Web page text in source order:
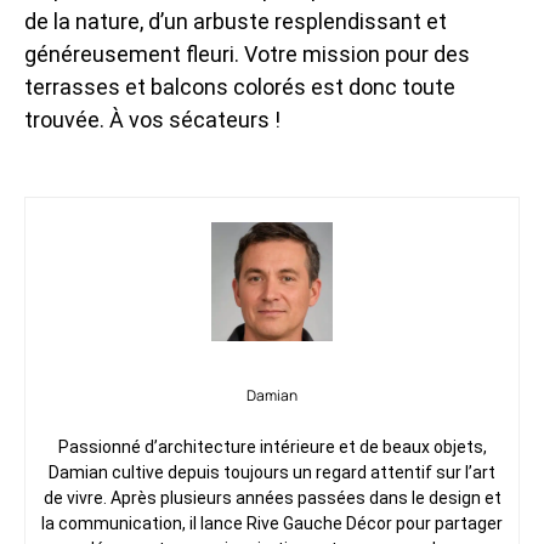
de la nature, d’un arbuste resplendissant et
généreusement fleuri. Votre mission pour des
terrasses et balcons colorés est donc toute
trouvée. À vos sécateurs !
Damian
Passionné d’architecture intérieure et de beaux objets,
Damian cultive depuis toujours un regard attentif sur l’art
de vivre. Après plusieurs années passées dans le design et
la communication, il lance Rive Gauche Décor pour partager